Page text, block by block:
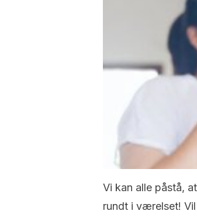
Vi kan alle påstå,
rundt i værelset!